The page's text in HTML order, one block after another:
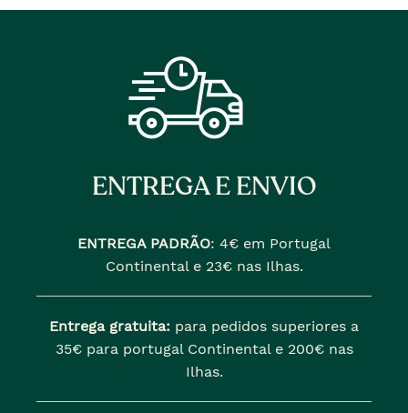
ENTREGA E ENVIO
ENTREGA PADRÃO: 4€ em Portugal
Continental e 23€ nas Ilhas.
Entrega gratuita: para pedidos superiores a
35€ para portugal Continental e 200€ nas
Ilhas.